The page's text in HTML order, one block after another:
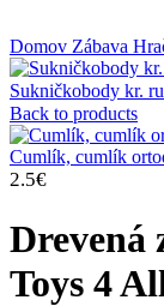
Domov Zábava
Sukničkobody kr.
Back to products
Cumlík, cumlík
2.5€
Drevená
Toys 4